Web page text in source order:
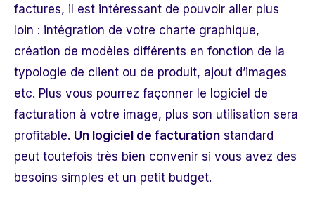
factures, il est intéressant de pouvoir aller plus
loin : intégration de votre charte graphique,
création de modèles différents en fonction de la
typologie de client ou de produit, ajout d’images
etc. Plus vous pourrez façonner le logiciel de
facturation à votre image, plus son utilisation sera
profitable. Un logiciel de facturation standard
peut toutefois très bien convenir si vous avez des
besoins simples et un petit budget.